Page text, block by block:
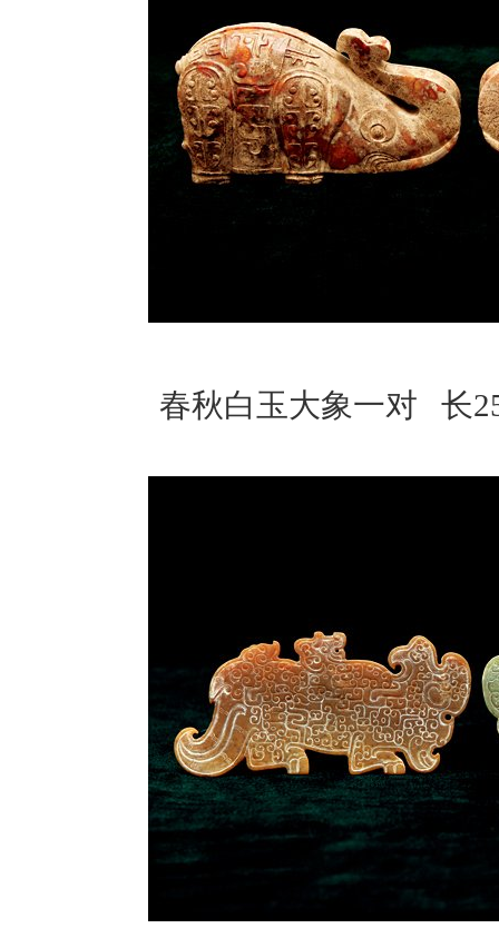
春秋白玉大象一对 长